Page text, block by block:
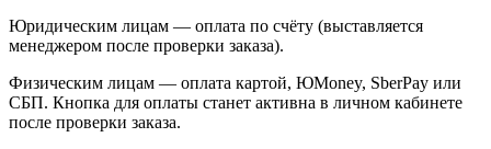
Юридическим лицам — оплата по счёту (выставляется
менеджером после проверки заказа).
Физическим лицам — оплата картой, ЮMoney, SberPay или
СБП. Кнопка для оплаты станет активна в личном кабинете
после проверки заказа.